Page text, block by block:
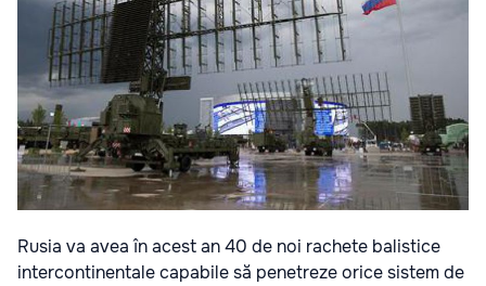
Rusia va avea în acest an 40 de noi rachete balistice
intercontinentale capabile să penetreze orice sistem de